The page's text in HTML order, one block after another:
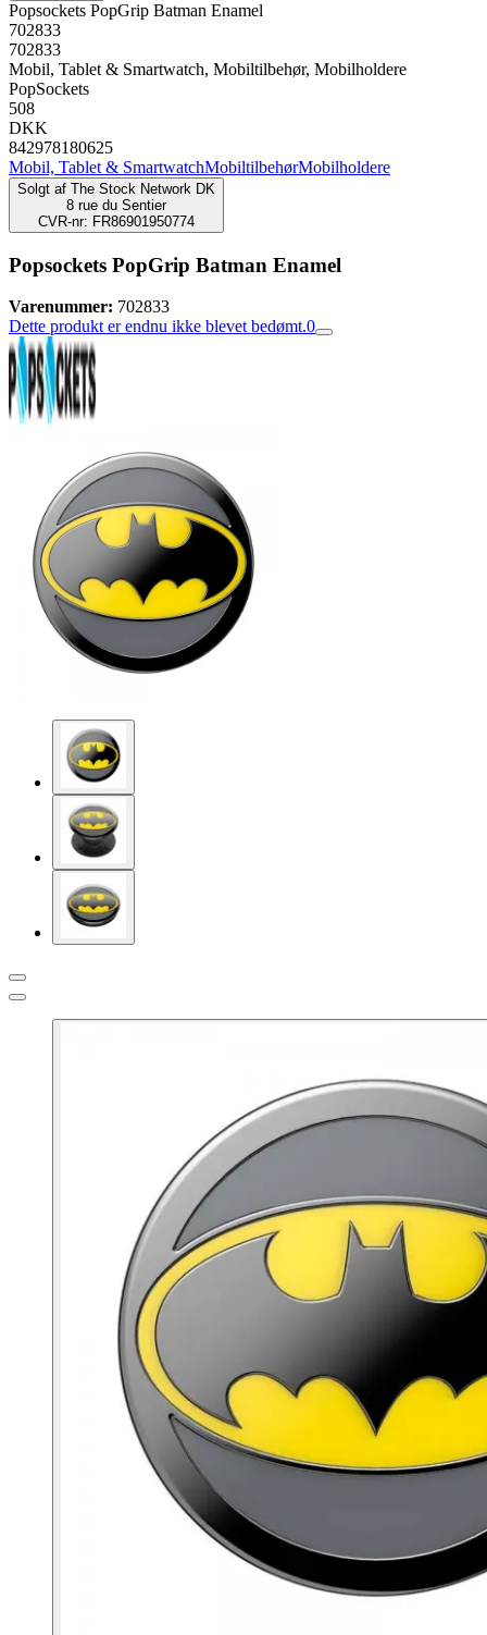
Popsockets PopGrip Batman Enamel
702833
702833
Mobil, Tablet & Smartwatch, Mobiltilbehør, Mobilholdere
PopSockets
508
DKK
842978180625
Mobil, Tablet & SmartwatchMobiltilbehørMobilholdere
Solgt af The Stock Network DK
8 rue du Sentier
CVR-nr: FR86901950774
Popsockets PopGrip Batman Enamel
Varenummer: 702833
Dette produkt er endnu ikke blevet bedømt.0